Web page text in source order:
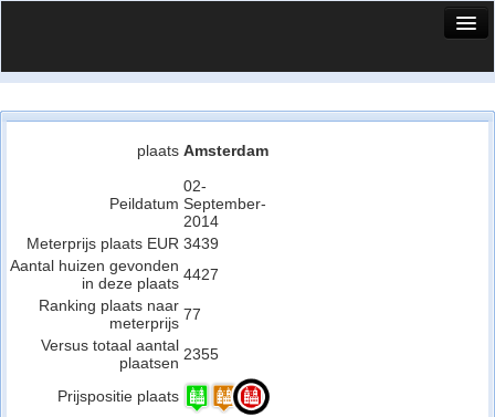
Vergelijk prijsposities - wijk
Privacy beleid
Cookie beleid
plaats Amsterdam
Peildatum
02-
September-
2014
Meterprijs plaats EUR 3439
Aantal huizen gevonden
in deze plaats 4427
Ranking plaats naar
meterprijs 77
Versus totaal aantal
plaatsen 2355
Prijspositie plaats